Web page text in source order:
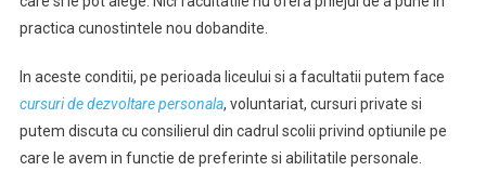
practica cunostintele nou dobandite.
In aceste conditii, pe perioada liceului si a facultatii putem face
cursuri de dezvoltare personala, voluntariat, cursuri private si
putem discuta cu consilierul din cadrul scolii privind optiunile pe
care le avem in functie de preferinte si abilitatile personale.